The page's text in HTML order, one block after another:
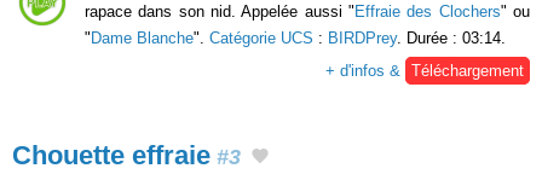
rapace dans son nid. Appelée aussi " Effraie des Clochers" ou
" Dame Blanche". Catégorie UCS : BIRDPrey. Durée : 03:14.
+ d'infos &
Téléchargement
Chouette effraie #3